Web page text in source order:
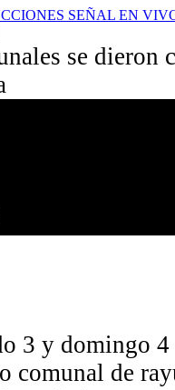
SEÑAL EN
se dieron
3 y domingo
comunal de